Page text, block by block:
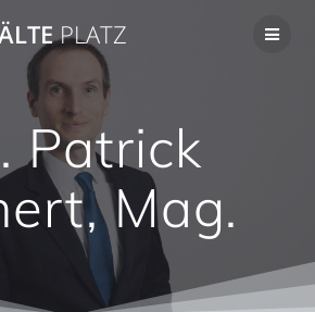
Inhalt
springen
PLATZ
Patrick
Mag.